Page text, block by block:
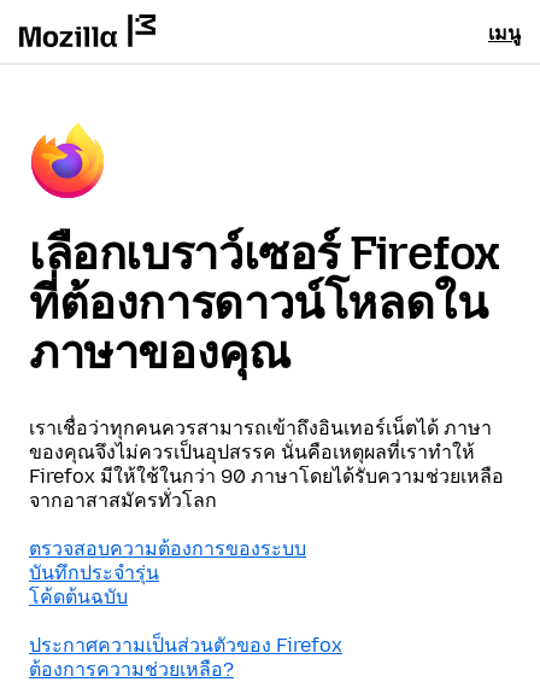
เมนู
เลือกเบราว์เซอร์ Firefox
ที่ต้องการดาวน์โหลดใน
ภาษาของคุณ
เราเชื่อว่าทุกคนควรสามารถเข้าถึงอินเทอร์เน็ตได้ ภาษา
ของคุณจึงไม่ควรเป็นอุปสรรค นั่นคือเหตุผลที่เราทำให้
Firefox มีให้ใช้ในกว่า 90 ภาษาโดยได้รับความช่วยเหลือ
จากอาสาสมัครทั่วโลก
ตรวจสอบความต้องการของระบบ
บันทึกประจำรุ่น
โค้ดต้นฉบับ
ประกาศความเป็นส่วนตัวของ Firefox
ต้องการความช่วยเหลือ?